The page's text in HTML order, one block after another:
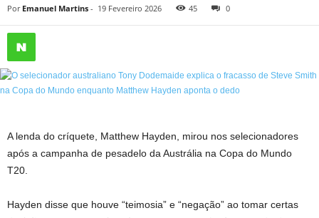
Por Emanuel Martins - 19 Fevereiro 2026 45 0
A lenda do críquete, Matthew Hayden, mirou nos selecionadores
após a campanha de pesadelo da Austrália na Copa do Mundo
T20.
Hayden disse que houve “teimosia” e “negação” ao tomar certas